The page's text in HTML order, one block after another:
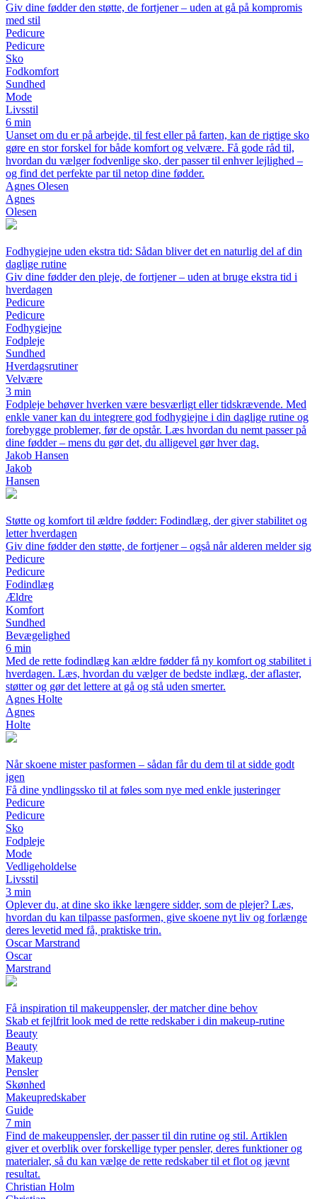
Giv dine fødder den støtte, de fortjener – uden at gå på kompromis
med stil
Pedicure
Pedicure
Sko
Fodkomfort
Sundhed
Mode
Livsstil
6 min
Uanset om du er på arbejde, til fest eller på farten, kan de rigtige sko
gøre en stor forskel for både komfort og velvære. Få gode råd til,
hvordan du vælger fodvenlige sko, der passer til enhver lejlighed –
og find det perfekte par til netop dine fødder.
Agnes Olesen
Agnes
Olesen
Fodhygiejne uden ekstra tid: Sådan bliver det en naturlig del af din
daglige rutine
Giv dine fødder den pleje, de fortjener – uden at bruge ekstra tid i
hverdagen
Pedicure
Pedicure
Fodhygiejne
Fodpleje
Sundhed
Hverdagsrutiner
Velvære
3 min
Fodpleje behøver hverken være besværligt eller tidskrævende. Med
enkle vaner kan du integrere god fodhygiejne i din daglige rutine og
forebygge problemer, før de opstår. Læs hvordan du nemt passer på
dine fødder – mens du gør det, du alligevel gør hver dag.
Jakob Hansen
Jakob
Hansen
Støtte og komfort til ældre fødder: Fodindlæg, der giver stabilitet og
letter hverdagen
Giv dine fødder den støtte, de fortjener – også når alderen melder sig
Pedicure
Pedicure
Fodindlæg
Ældre
Komfort
Sundhed
Bevægelighed
6 min
Med de rette fodindlæg kan ældre fødder få ny komfort og stabilitet i
hverdagen. Læs, hvordan du vælger de bedste indlæg, der aflaster,
støtter og gør det lettere at gå og stå uden smerter.
Agnes Holte
Agnes
Holte
Når skoene mister pasformen – sådan får du dem til at sidde godt
igen
Få dine yndlingssko til at føles som nye med enkle justeringer
Pedicure
Pedicure
Sko
Fodpleje
Mode
Vedligeholdelse
Livsstil
3 min
Oplever du, at dine sko ikke længere sidder, som de plejer? Læs,
hvordan du kan tilpasse pasformen, give skoene nyt liv og forlænge
deres levetid med få, praktiske trin.
Oscar Marstrand
Oscar
Marstrand
Få inspiration til makeuppensler, der matcher dine behov
Skab et fejlfrit look med de rette redskaber i din makeup-rutine
Beauty
Beauty
Makeup
Pensler
Skønhed
Makeupredskaber
Guide
7 min
Find de makeuppensler, der passer til din rutine og stil. Artiklen
giver et overblik over forskellige typer pensler, deres funktioner og
materialer, så du kan vælge de rette redskaber til et flot og jævnt
resultat.
Christian Holm